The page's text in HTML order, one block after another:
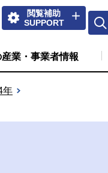
閲覧補助
SUPPORT
業・事業者情報
年